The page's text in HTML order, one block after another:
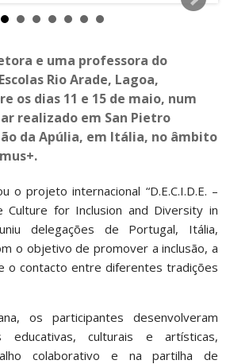
e uma professora do
Rio Arade, Lagoa,
os dias 11 e 15 de maio, num
realizado em San Pietro
da Apúlia, em Itália, no âmbito
o projeto internacional “D.E.C.I.D.E. –
Culture for Inclusion and Diversity in
delegações de Portugal, Itália,
o objetivo de promover a inclusão, a
o contacto entre diferentes tradições
os participantes desenvolveram
educativas, culturais e artísticas,
colaborativo e na partilha de